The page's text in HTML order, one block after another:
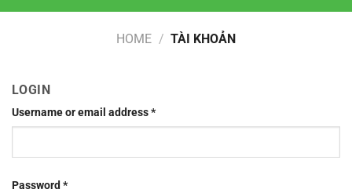
HOME / TÀI KHOẢN
LOGIN
Username or email address*
Password *